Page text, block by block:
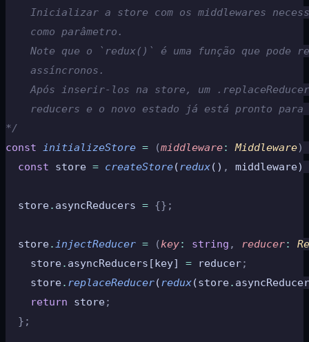
Inicializar a store com os middlewares
    como parâmetro.
Note que o `redux()` é uma função que pode
    assíncronos.
Após inserir-los na store, um
reducers e o novo estado já está pronto para
*/
const initializeStore = (middleware: Middleware)
  const
store = createStore(redux() , middleware)
  store
. asyncReducers = {};
  store
.injectReducer = (key: string , reducer:
    store
. asyncReducers[key] = reducer;
    store
. replaceReducer(redux(store.
    return
store;
  };